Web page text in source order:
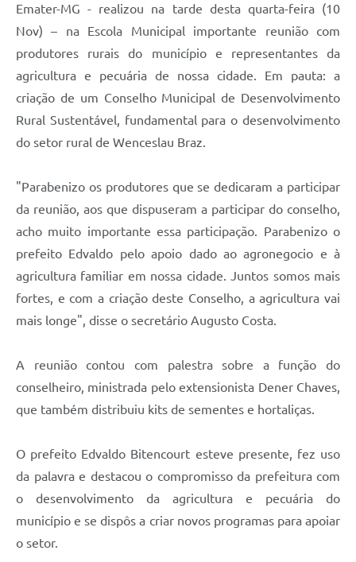
Emater-MG - realizou na tarde desta quarta-feira (10
Nov) – na Escola Municipal importante reunião com
produtores rurais do município e representantes da
agricultura e pecuária de nossa cidade. Em pauta: a
criação de um Conselho Municipal de Desenvolvimento
Rural Sustentável, fundamental para o desenvolvimento
do setor rural de Wenceslau Braz.
"Parabenizo os produtores que se dedicaram a participar
da reunião, aos que dispuseram a participar do conselho,
acho muito importante essa participação. Parabenizo o
prefeito Edvaldo pelo apoio dado ao agronegocio e à
agricultura familiar em nossa cidade. Juntos somos mais
fortes, e com a criação deste Conselho, a agricultura vai
mais longe", disse o secretário Augusto Costa.
A reunião contou com palestra sobre a função do
conselheiro, ministrada pelo extensionista Dener Chaves,
que também distribuiu kits de sementes e hortaliças.
O prefeito Edvaldo Bitencourt esteve presente, fez uso
da palavra e destacou o compromisso da prefeitura com
o desenvolvimento da agricultura e pecuária do
município e se dispôs a criar novos programas para apoiar
o setor.